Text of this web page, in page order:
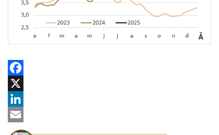
Facebook
X
LinkedIn
Email